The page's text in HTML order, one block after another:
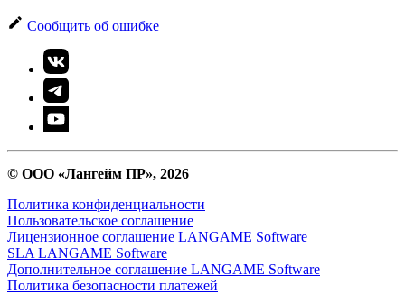
Сообщить об ошибке
© ООО «Лангейм ПР», 2026
Политика конфиденциальности
Пользовательское соглашение
Лицензионное соглашение LANGAME Software
SLA LANGAME Software
Дополнительное соглашение LANGAME Software
Политика безопасности платежей